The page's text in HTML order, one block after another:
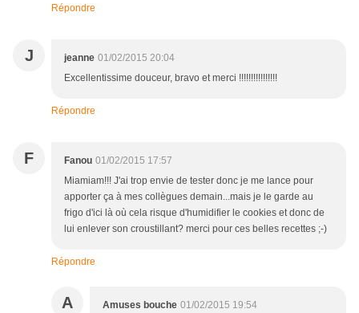
Répondre
J jeanne 01/02/2015 20:04
Excellentissime douceur, bravo et merci !!!!!!!!!!!!!!!!
Répondre
F Fanou 01/02/2015 17:57
Miamiam!!! J'ai trop envie de tester donc je me lance pour
apporter ça à mes collègues demain...mais je le garde au
frigo d'ici là où cela risque d'humidifier le cookies et donc de
lui enlever son croustillant? merci pour ces belles recettes ;-)
Répondre
A Amuses bouche 01/02/2015 19:54